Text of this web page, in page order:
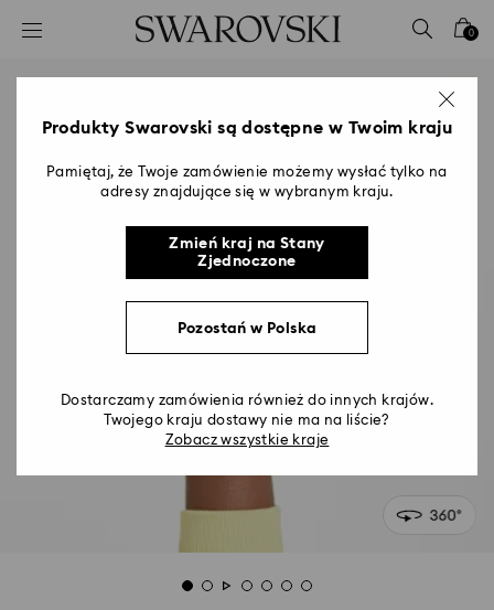
Lista kluczy dostępu
2 - Stopka
0
Produkty Swarovski są dostępne w Twoim kraju
Pamiętaj, że Twoje zamówienie możemy wysłać tylko na
adresy znajdujące się w wybranym kraju.
Zmień kraj na Stany
Zjednoczone
Pozostań w Polska
Dostarczamy zamówienia również do innych krajów.
Twojego kraju dostawy nie ma na liście?
Zobacz wszystkie kraje